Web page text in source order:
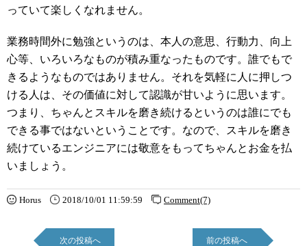
っていて楽しくなれません。
業務時間外に勉強というのは、本人の意思、行動力、向上
心等、いろいろなものが積み重なったものです。誰でもで
きるようなものではありません。それを気軽に人に押しつ
ける人は、その価値に対して認識が甘いように思います。
つまり、ちゃんとスキルを磨き続けるというのは誰にでも
できる事ではないということです。なので、スキルを磨き
続けているエンジニアには敬意をもってちゃんとお金を払
いましょう。
Horus 2018/10/01 11:59:59 Comment(7)
次の投稿へ 前の投稿へ